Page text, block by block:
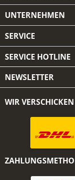
UNTERNEHMEN
SERVICE
SERVICE HOTLINE
NEWSLETTER
WIR